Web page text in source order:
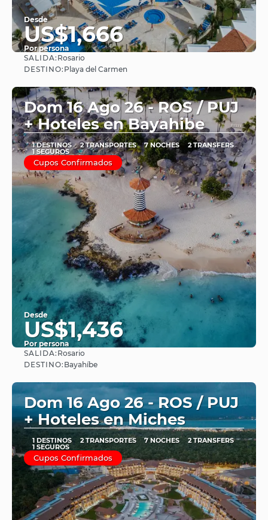
Desde
US$1,666
Por persona
SALIDA: Rosario
DESTINO: Playa del Carmen
Dom 16 Ago 26 - ROS / PUJ
+ Hoteles en Bayahibe
1 DESTINOS 2 TRANSPORTES 7 NOCHES 2 TRANSFERS
1 SEGUROS
Cupos Confirmados
Desde
US$1,436
Por persona
SALIDA: Rosario
DESTINO: Bayahíbe
Dom 16 Ago 26 - ROS / PUJ
+ Hoteles en Miches
1 DESTINOS 2 TRANSPORTES 7 NOCHES 2 TRANSFERS
1 SEGUROS
Cupos Confirmados